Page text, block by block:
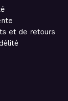
et de retours